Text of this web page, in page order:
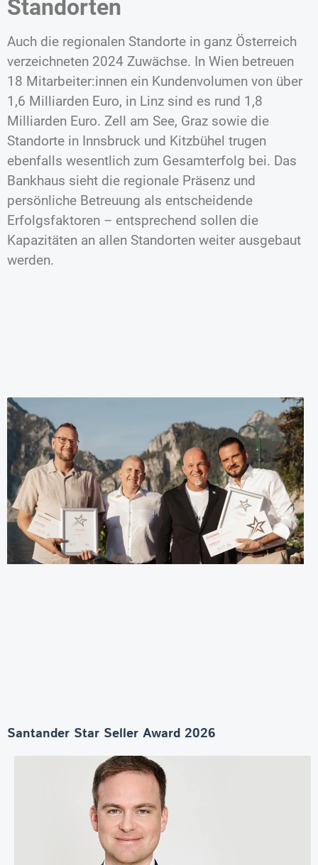
Standorten
Auch die regionalen Standorte in ganz Österreich
verzeichneten 2024 Zuwächse. In Wien betreuen
18 Mitarbeiter:innen ein Kundenvolumen von über
1,6 Milliarden Euro, in Linz sind es rund 1,8
Milliarden Euro. Zell am See, Graz sowie die
Standorte in Innsbruck und Kitzbühel trugen
ebenfalls wesentlich zum Gesamterfolg bei. Das
Bankhaus sieht die regionale Präsenz und
persönliche Betreuung als entscheidende
Erfolgsfaktoren – entsprechend sollen die
Kapazitäten an allen Standorten weiter ausgebaut
werden.
Santander Star Seller Award 2026